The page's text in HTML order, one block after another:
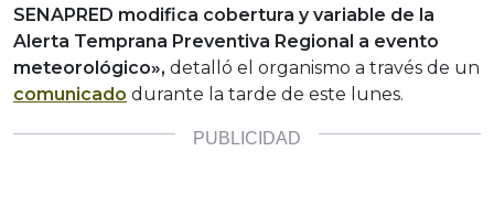
SENAPRED modifica cobertura y variable de la
Alerta Temprana Preventiva Regional a evento
meteorológico», detalló el organismo a través de un
comunicado durante la tarde de este lunes.